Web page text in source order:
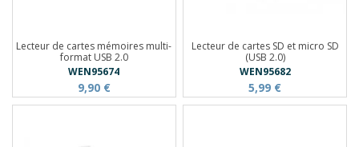
Lecteur de cartes mémoires multi-
format USB 2.0
WEN95674
9,90 €
Lecteur de cartes SD et micro SD
(USB 2.0)
WEN95682
5,99 €